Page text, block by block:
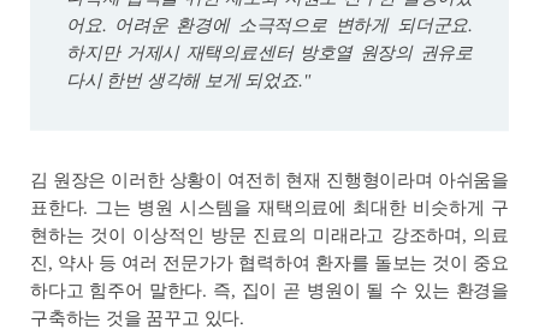
어요. 어려운 환경에 소극적으로 변하게 되더군요.
하지만 거제시 재택의료센터 방호열 원장의 권유로
다시 한번 생각해 보게 되었죠."
김 원장은 이러한 상황이 여전히 현재 진행형이라며 아쉬움을
표한다. 그는 병원 시스템을 재택의료에 최대한 비슷하게 구
현하는 것이 이상적인 방문 진료의 미래라고 강조하며, 의료
진, 약사 등 여러 전문가가 협력하여 환자를 돌보는 것이 중요
하다고 힘주어 말한다. 즉, 집이 곧 병원이 될 수 있는 환경을
구축하는 것을 꿈꾸고 있다.